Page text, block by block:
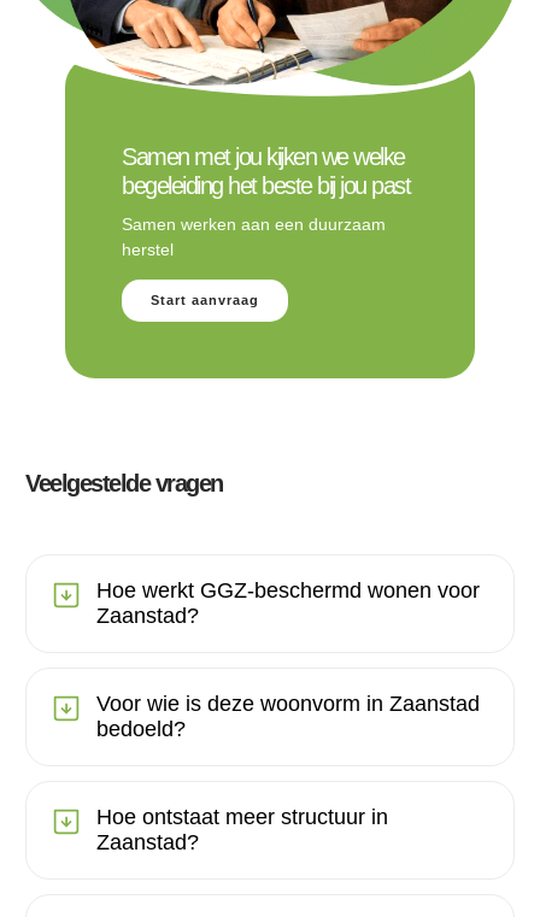
Samen met jou kijken we welke
begeleiding het beste bij jou past
Samen werken aan een duurzaam
herstel
Start aanvraag
Veelgestelde vragen
Hoe werkt GGZ-beschermd wonen voor
Zaanstad?
Voor wie is deze woonvorm in Zaanstad
bedoeld?
Hoe ontstaat meer structuur in
Zaanstad?